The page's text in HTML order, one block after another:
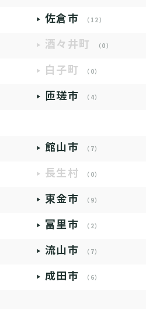
佐倉市 （12）
酒々井町 （0）
白子町 （0）
匝瑳市 （4）
館山市 （7）
長生村 （0）
東金市 （9）
富里市 （2）
流山市 （7）
成田市 （6）